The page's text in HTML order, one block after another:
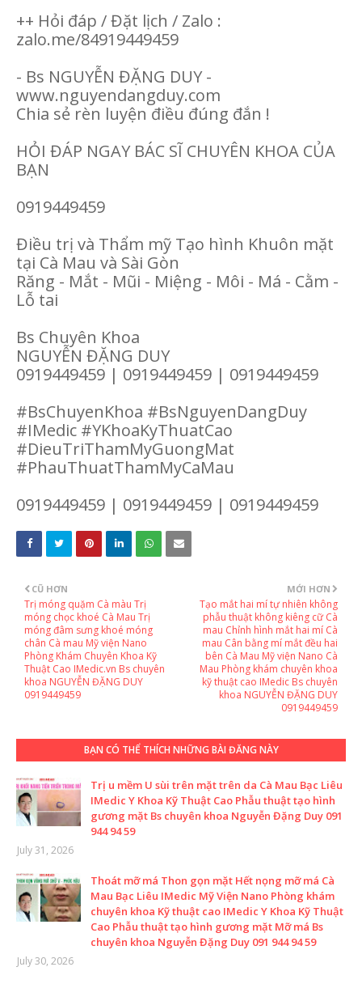
++ Hỏi đáp / Đặt lịch / Zalo :
zalo.me/84919449459
- Bs NGUYỄN ĐẶNG DUY -
www.nguyendangduy.com
Chia sẻ rèn luyện điều đúng đắn !
HỎI ĐÁP NGAY BÁC SĨ CHUYÊN KHOA CỦA
BẠN
0919449459
Điều trị và Thẩm mỹ Tạo hình Khuôn mặt
tại Cà Mau và Sài Gòn
Răng - Mắt - Mũi - Miệng - Môi - Má - Cằm -
Lỗ tai
Bs Chuyên Khoa
NGUYỄN ĐẶNG DUY
0919449459 | 0919449459 | 0919449459
#BsChuyenKhoa #BsNguyenDangDuy
#IMedic #YKhoaKyThuatCao
#DieuTriThamMyGuongMat
#PhauThuatThamMyCaMau
0919449459 | 0919449459 | 0919449459
MỚI HƠN
Tạo mắt hai mí tự nhiên không
phẫu thuật không kiêng cữ Cà
mau Chỉnh hình mắt hai mí Cà
mau Cân bằng mí mắt đều hai
bên Cà Mau Mỹ viện Nano Cà
Mau Phòng khám chuyên khoa
kỹ thuật cao IMedic Bs chuyên
khoa NGUYỄN ĐẶNG DUY
0919449459
CŨ HƠN
Trị móng quặm Cà màu Trị
móng chọc khoé Cà Mau Trị
móng đâm sưng khoé móng
chân Cà mau Mỹ viện Nano
Phòng Khám Chuyên Khoa Kỹ
Thuật Cao IMedic.vn Bs chuyên
khoa NGUYỄN ĐẶNG DUY
0919449459
BẠN CÓ THỂ THÍCH NHỮNG BÀI ĐĂNG NÀY
Trị u mềm U sùi trên mặt trên da Cà Mau Bạc Liêu
IMedic Y Khoa Kỹ Thuật Cao Phẫu thuật tạo hình
gương mặt Bs chuyên khoa Nguyễn Đặng Duy 091
944 94 59
July 31, 2026
Thoát mỡ má Thon gọn mặt Hết nọng mỡ má Cà
Mau Bạc Liêu IMedic Mỹ Viện Nano Phòng khám
chuyên khoa Kỹ thuật cao IMedic Y Khoa Kỹ Thuật
Cao Phẫu thuật tạo hình gương mặt Mỡ má Bs
chuyên khoa Nguyễn Đặng Duy 091 944 94 59
July 30, 2026